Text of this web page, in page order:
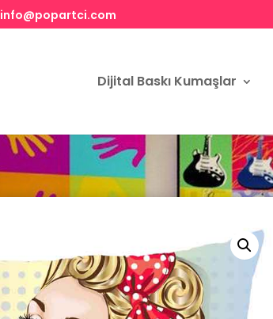
info@popartci.com
Dijital Baskı Kumaşlar